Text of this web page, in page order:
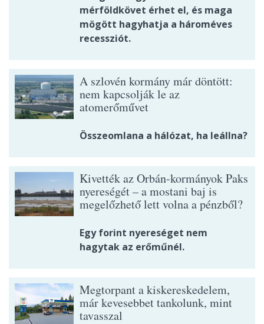
mérföldkövet érhet el, és maga
mögött hagyhatja a hároméves
recessziót.
A szlovén kormány már döntött:
nem kapcsolják le az
atomerőművet
Összeomlana a hálózat, ha leállna?
Kivették az Orbán-kormányok Paks
nyereségét – a mostani baj is
megelőzhető lett volna a pénzből?
Egy forint nyereséget nem
hagytak az erőműnél.
Megtorpant a kiskereskedelem,
már kevesebbet tankolunk, mint
tavasszal